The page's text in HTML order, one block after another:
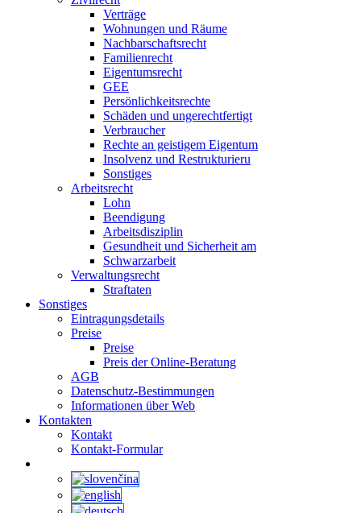
Verträge
Wohnungen und Räume
Nachbarschaftsrecht
Familienrecht
Eigentumsrecht
GEE
Persönlichkeitsrechte
Schäden und ungerechtfertigt
Verbraucher
Rechte an geistigem Eigentum
Insolvenz und Restrukturieru
Sonstiges
Arbeitsrecht
Lohn
Beendigung
Arbeitsdisziplin
Gesundheit und Sicherheit am
Schwarzarbeit
Verwaltungsrecht
Straftaten
Sonstiges
Eintragungsdetails
Preise
Preise
Preis der Online-Beratung
AGB
Datenschutz-Bestimmungen
Informationen über Web
Kontakten
Kontakt
Kontakt-Formular